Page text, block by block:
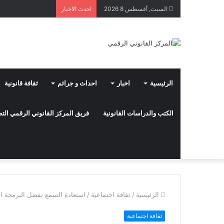
السبت, أغسطس 8 2026 احدث الاخبار
الرئيسية اخبار احداث و جرائم ثقافة قانونية
الكتب والدراسات القانونية فريق المركز القانوني الرقمي
الرئيسية / ثقافة اجتماعية / استعادة السمع بفضل البرمجة
ثقافة اجتماعية